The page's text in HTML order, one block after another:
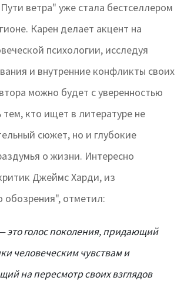
ветра" уже стала бестселлером
Карен делает акцент на
психологии, исследуя
и внутренние конфликты своих
можно будет с уверенностью
кто ищет в литературе не
сюжет, но и глубокие
о жизни. Интересно
Джеймс Харди, из
обозрения", отметил:
это голос поколения, придающий
человеческим чувствам и
на пересмотр своих взглядов